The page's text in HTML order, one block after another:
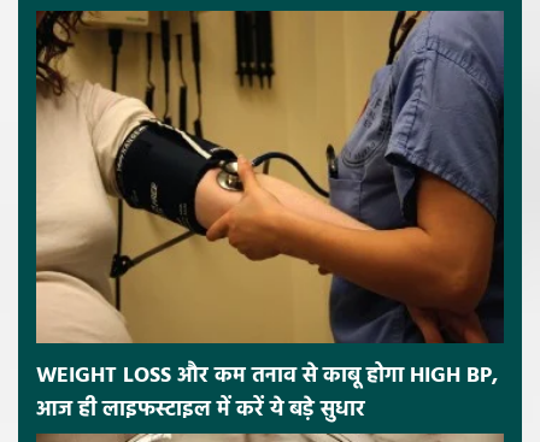
WEIGHT LOSS और कम तनाव से काबू होगा HIGH BP,
आज ही लाइफस्टाइल में करें ये बड़े सुधार